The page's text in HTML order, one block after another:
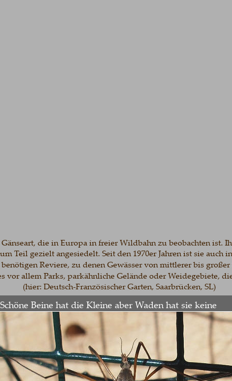
Beine hat die Kleine aber Waden hat sie keine
die in Europa in freier Wildbahn zu beobachten ist. Ihr
gezielt angesiedelt. Seit den 1970er Jahren ist sie auch in
Reviere, zu denen Gewässer von mittlerer bis großer
allem Parks, parkähnliche Gelände oder Weidegebiete, die an
(hier: Deutsch-Französischer Garten, Saarbrücken, SL)